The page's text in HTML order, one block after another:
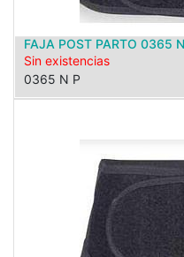
FAJA POST PARTO 0365
Sin existencias
0365 N P